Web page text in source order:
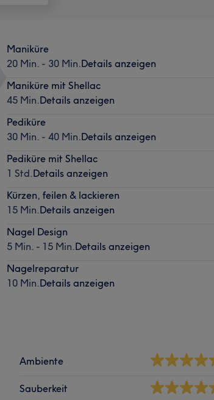
Maniküre
20 Min. - 30 Min.Details anzeigen
Maniküre mit Shellac
45 Min.Details anzeigen
Pediküre
30 Min. - 40 Min.Details anzeigen
Pediküre mit Shellac
1 Std.Details anzeigen
Kürzen, feilen & lackieren
15 Min.Details anzeigen
Nagel Design
5 Min. - 15 Min.Details anzeigen
Nagelreparatur
10 Min.Details anzeigen
Ambiente
Sauberkeit